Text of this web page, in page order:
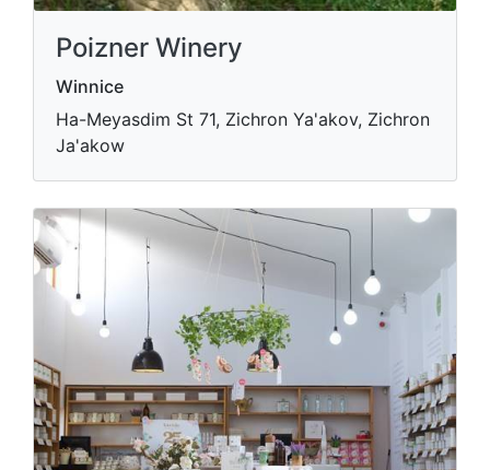
Poizner Winery
Winnice
Ha-Meyasdim St 71, Zichron Ya'akov, Zichron
Ja'akow